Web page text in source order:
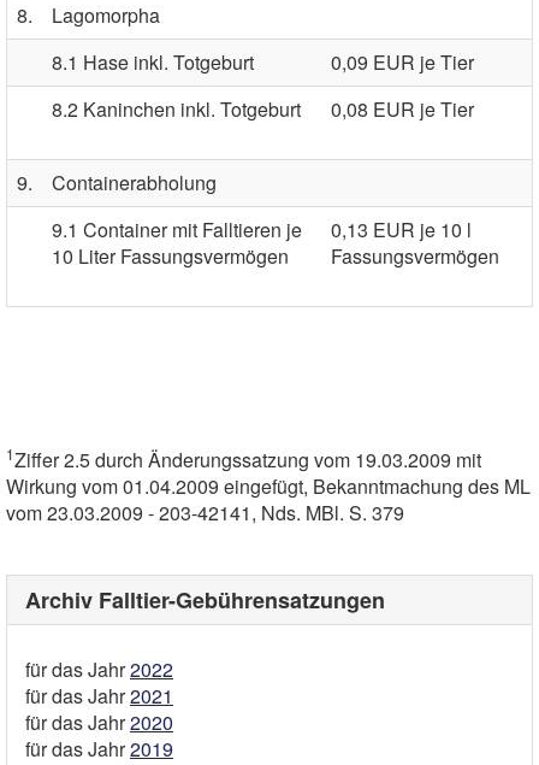
8.
Lagomorpha
8.1 Hase inkl. Totgeburt
0,09 EUR je Tier
8.2 Kaninchen inkl. Totgeburt
0,08 EUR je Tier
9.
Containerabholung
9.1 Container mit Falltieren je
10 Liter Fassungsvermögen
0,13 EUR je 10 l
Fassungsvermögen
1Ziffer 2.5 durch Änderungssatzung vom 19.03.2009 mit
Wirkung vom 01.04.2009 eingefügt, Bekanntmachung des ML
vom 23.03.2009 - 203-42141, Nds. MBl. S. 379
Archiv Falltier-Gebührensatzungen
für das Jahr2022
für das Jahr2021
für das Jahr2020
für das Jahr2019